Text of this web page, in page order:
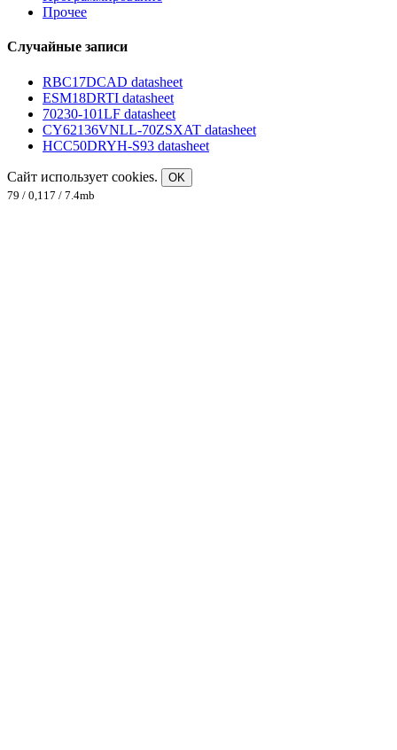
Прочее
Случайные записи
RBC17DCAD datasheet
ESM18DRTI datasheet
70230-101LF datasheet
CY62136VNLL-70ZSXAT datasheet
HCC50DRYH-S93 datasheet
Сайт использует cookies.
OK
79 / 0,117 / 7.4mb